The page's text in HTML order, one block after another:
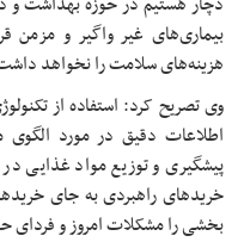
بیماری‌های غیر واگیر و مزمن
هزینه‌های سلامت را نخواهد
وی تصریح کرد: استفاده از
اطلاعات دقیق در مورد الگوی
پیشگیری و توزیع مواد
خریدهای راهبردی به جای
بخشی را مشکلات امروز و